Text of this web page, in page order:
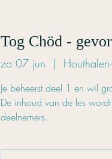
Tog Chöd -
zo 07 jun
  |
Je beheerst deel 1 en wil
De inhoud van de les
deelnemers.